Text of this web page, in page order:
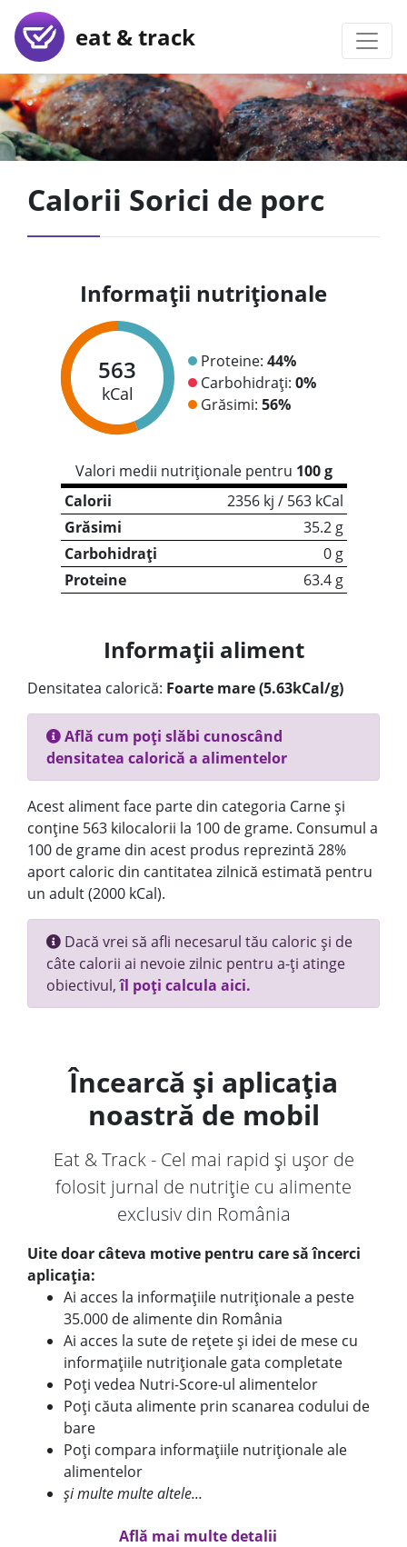
eat & track
Calorii Sorici de porc
Informații nutriționale
563
kCal
Proteine: 44%
Carbohidrați: 0%
Grăsimi: 56%
Valori medii nutriționale pentru 100 g
Calorii
2356 kj / 563 kCal
Grăsimi
35.2 g
Carbohidrați
0 g
Proteine
63.4 g
Informații aliment
Densitatea calorică: Foarte mare (5.63kCal/g)
Află cum poți slăbi cunoscând
densitatea calorică a alimentelor
Acest aliment face parte din categoria Carne și
conține 563 kilocalorii la 100 de grame. Consumul a
100 de grame din acest produs reprezintă 28%
aport caloric din cantitatea zilnică estimată pentru
un adult (2000 kCal).
Dacă vrei să afli necesarul tău caloric și de
câte calorii ai nevoie zilnic pentru a-ți atinge
obiectivul,îl poți calcula aici.
Încearcă și aplicația
noastră de mobil
Eat & Track - Cel mai rapid și ușor de
folosit jurnal de nutriție cu alimente
exclusiv din România
Uite doar câteva motive pentru care să încerci
aplicația:
Ai acces la informațiile nutriționale a peste
35.000 de alimente din România
Ai acces la sute de rețete și idei de mese cu
informațiile nutriționale gata completate
Poți vedea Nutri-Score-ul alimentelor
Poți căuta alimente prin scanarea codului de
bare
Poți compara informațiile nutriționale ale
alimentelor
și multe multe altele...
Află mai multe detalii